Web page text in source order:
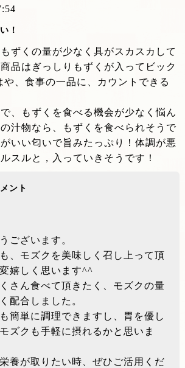
！
ずくの量が少なく具がスカスカして
品はぎっしりもずくが入ってビック
や、食事の一品に、カウントできる
、もずくを食べる機会が少なく悩ん
汁物なら、もずくを食べられそうで
いい匂いで旨みたっぷり！体調が悪
スルと，入っていきそうです！
ント
ございます。
、モズクを美味しく召し上って頂
嬉しく思います^^
さん食べて頂きたく、モズクの量
配合しました。
簡単に調理できますし、胃を優し
ズクも手軽に摂れるかと思いま
養が取りたい時、ぜひご活用くだ